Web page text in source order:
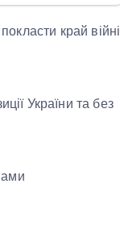
край війні
України та без